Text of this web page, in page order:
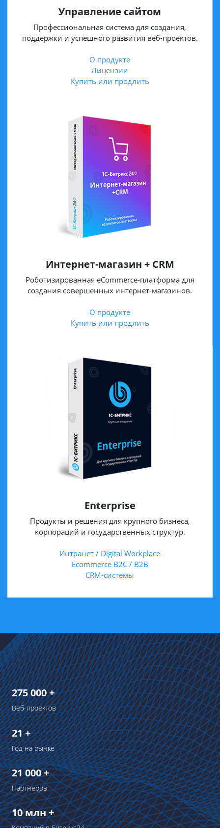
Управление сайтом
Профессиональная система для создания,
поддержки и успешного развития веб-проектов.
О продукте
Лицензии
Купить или продлить
Интернет-магазин + CRM
Роботизированная eCommerce-платформа для
создания совершенных интернет-магазинов.
О продукте
Купить или продлить
Enterprise
Продукты и решения для крупного бизнеса,
корпораций и государственных структур.
Интранет / Digital Workplace
Ecommerce B2C / B2B
CRM-системы
275 000 +
Веб-проектов
21 +
Год на рынке
21 000 +
Партнеров
10 млн +